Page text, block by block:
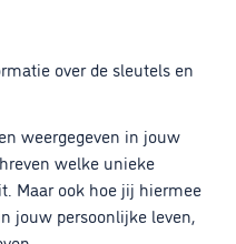
over de sleutels en
weergegeven in jouw
welke unieke
Maar ook hoe jij hiermee
jouw persoonlijke leven,